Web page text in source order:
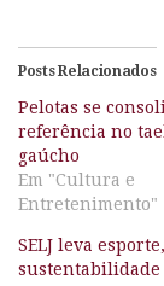
Posts Relacionados
Pelotas se
referência no
gaúcho
Em "Cultura e
Entretenimento"
SELJ leva
sustentabilidade